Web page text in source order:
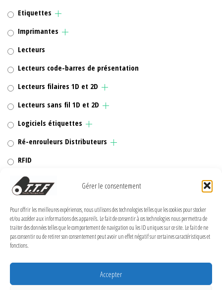
Gérer le consentement
Pour offrir les meilleures expériences, nous utilisons des technologies telles que les cookies pour stocker
et/ou accéder aux informations des appareils. Le fait de consentir à ces technologies nous permettra de
traiter des données telles que le comportement de navigation ou les ID uniques sur ce site. Le fait de ne
pas consentir ou de retirer son consentement peut avoir un effet négatif sur certaines caractéristiques et
fonctions.
Accepter
Etiquettes
Imprimantes
Lecteurs
Lecteurs code-barres de présentation
Lecteurs filaires 1D et 2D
Lecteurs sans fil 1D et 2D
Logiciels étiquettes
Ré-enrouleurs Distributeurs
RFID
Rubans transfert thermique
Têtes d'impression
Politique de cookies (UE)